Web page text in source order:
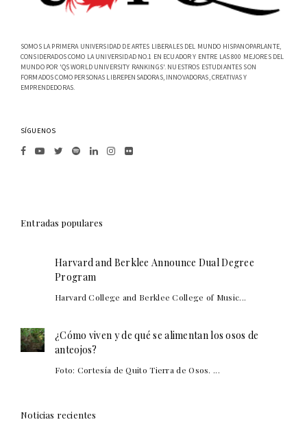
SOMOS LA PRIMERA UNIVERSIDAD DE ARTES LIBERALES DEL MUNDO HISPANOPARLANTE,
CONSIDERADOS COMO LA UNIVERSIDAD NO.1 EN ECUADOR Y ENTRE LAS 800 MEJORES DEL
MUNDO POR 'QS WORLD UNIVERSITY RANKINGS'. NUESTROS ESTUDIANTES SON
FORMADOS COMO PERSONAS LIBREPENSADORAS, INNOVADORAS, CREATIVAS Y
EMPRENDEDORAS.
SÍGUENOS
Entradas populares
Harvard and Berklee Announce Dual Degree
Program
Harvard College and Berklee College of Music...
¿Cómo viven y de qué se alimentan los osos de
anteojos?
Foto: Cortesía de Quito Tierra de Osos. ...
Noticias recientes